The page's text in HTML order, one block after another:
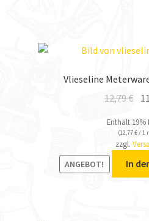
Vlieseline
12,79€
Enthält 19%
(12,77€/ 1
zzgl.
ANGEBOT! In